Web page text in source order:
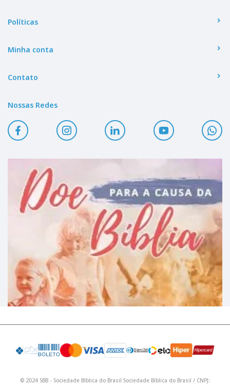
Políticas
Minha conta
Contato
Nossas Redes
© 2024 SBB - Sociedade Bíblica do Brasil Sociedade Bíblica do Brasil / CNPJ: